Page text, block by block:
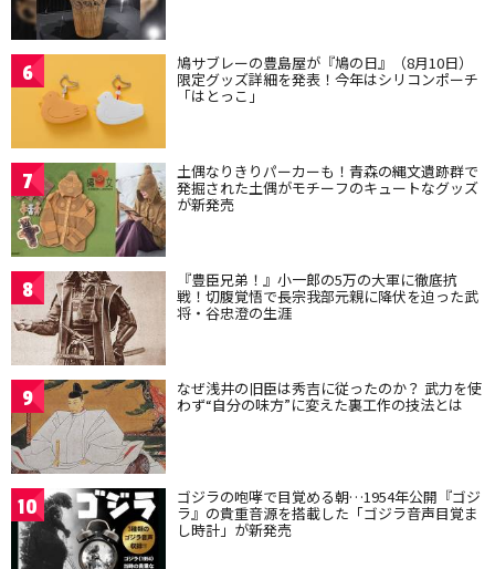
6 鳩サブレーの豊島屋が『鳩の日』（8月10日）
限定グッズ詳細を発表！今年はシリコンポーチ
「はとっこ」
7 土偶なりきりパーカーも！青森の縄文遺跡群で
発掘された土偶がモチーフのキュートなグッズ
が新発売
8 『豊臣兄弟！』小一郎の5万の大軍に徹底抗
戦！切腹覚悟で長宗我部元親に降伏を迫った武
将・谷忠澄の生涯
9 なぜ浅井の旧臣は秀吉に従ったのか？ 武力を使
わず“自分の味方”に変えた裏工作の技法とは
10 ゴジラの咆哮で目覚める朝…1954年公開『ゴジ
ラ』の貴重音源を搭載した「ゴジラ音声目覚ま
し時計」が新発売